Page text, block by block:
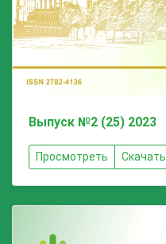
Выпуск №2 (25) 2023
Просмотреть Скачать